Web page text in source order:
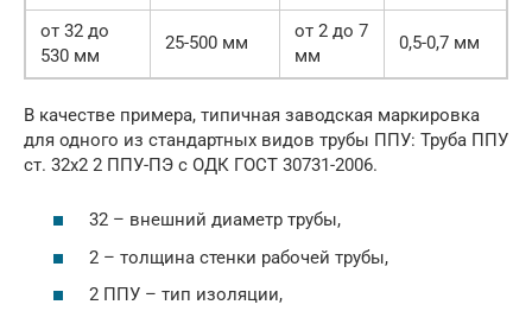
от 32 до
530 мм
25-500 мм
от 2 до 7
мм
0,5-0,7 мм
В качестве примера, типичная заводская маркировка
для одного из стандартных видов трубы ППУ: Труба ППУ
ст. 32х2 2 ППУ-ПЭ с ОДК ГОСТ 30731-2006.
32 – внешний диаметр трубы,
2 – толщина стенки рабочей трубы,
2 ППУ – тип изоляции,